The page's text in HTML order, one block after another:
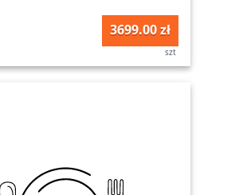
3699.00 zł
szt